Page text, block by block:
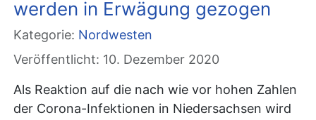
werden in Erwägung gezogen
Kategorie: Nordwesten
Veröffentlicht: 10. Dezember 2020
Als Reaktion auf die nach wie vor hohen Zahlen
der Corona-Infektionen in Niedersachsen wird